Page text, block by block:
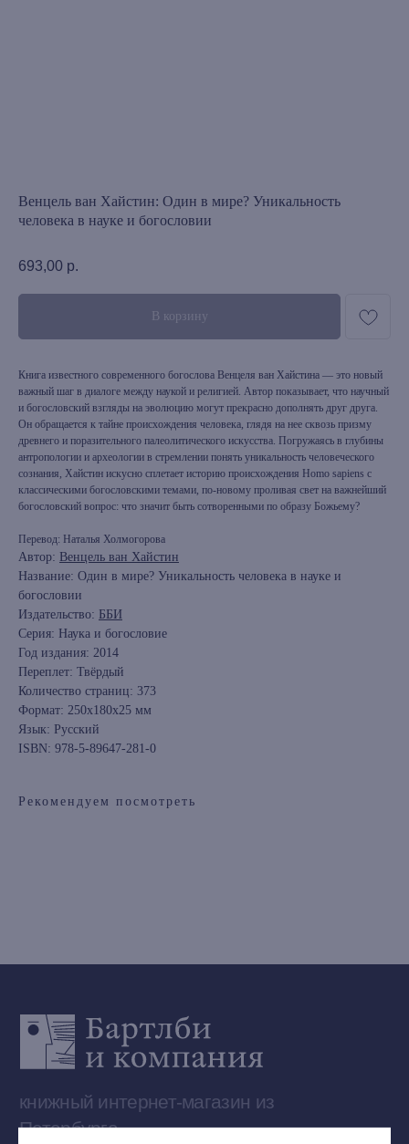
Венцель ван Хайстин: Один в мире? Уникальность
человека в науке и богословии
693,00 р.
В корзину
Книга известного современного богослова Венцеля ван Хайстина — это новый
важный шаг в диалоге между наукой и религией. Автор показывает, что научный
и богословский взгляды на эволюцию могут прекрасно дополнять друг друга.
Он обращается к тайне происхождения человека, глядя на нее сквозь призму
древнего и поразительного палеолитического искусства. Погружаясь в глубины
антропологии и археологии в стремлении понять уникальность человеческого
сознания, Хайстин искусно сплетает историю происхождения Homo sapiens с
классическими богословскими темами, по-новому проливая свет на важнейший
богословский вопрос: что значит быть сотворенными по образу Божьему?
Перевод: Наталья Холмогорова
Автор: Венцель ван Хайстин
Название: Один в мире? Уникальность человека в науке и
богословии
Издательство: ББИ
Серия: Наука и богословие
Год издания: 2014
Переплет: Твёрдый
Количество страниц: 373
Формат: 250x180x25 мм
Язык: Русский
ISBN: 978-5-89647-281-0
Рекомендуем посмотреть
Контакты
книжный интернет-магазин из
Петербурга
bartleby.sales@gmail.com
Каталог
Редкости